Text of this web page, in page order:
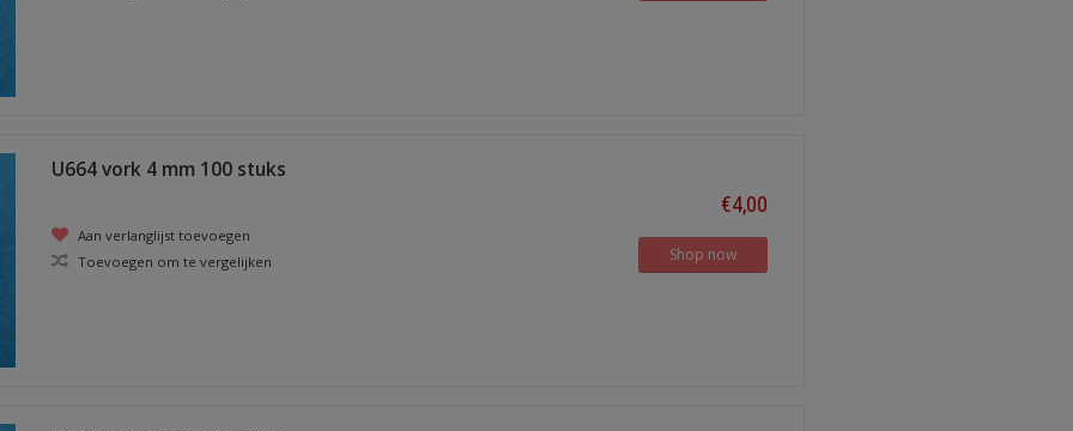
U664 vork 4 mm 100 stuks
Aan verlanglijst toevoegen
Toevoegen om te vergelijken
€4,00
Shop now